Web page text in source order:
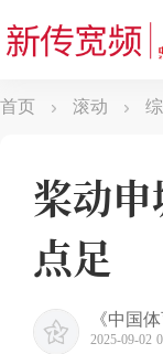
首页 滚动
桨动
点足
《中国
2025-09-02